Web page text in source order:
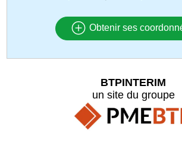
Obtenir ses
BTPINTERIM
un site du groupe